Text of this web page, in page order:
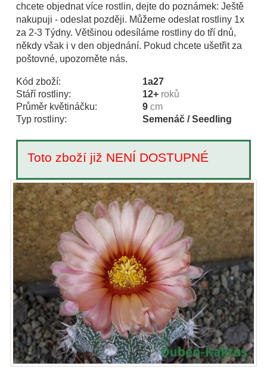
chcete objednat více rostlin, dejte do poznámek: Ještě
nakupuji - odeslat později. Můžeme odeslat rostliny 1x
za 2-3 Týdny. Většinou odesíláme rostliny do tří dnů,
někdy však i v den objednání. Pokud chcete ušetřit za
poštovné, upozorněte nás.
Kód zboží:
1a27
Stáří rostliny:
12+ roků
Průměr květináčku:
9 cm
Typ rostliny:
Semenáč / Seedling
Toto zboží již NENÍ DOSTUPNÉ